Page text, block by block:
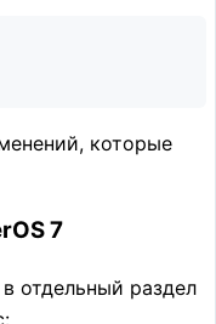
которые
7
отдельный раздел